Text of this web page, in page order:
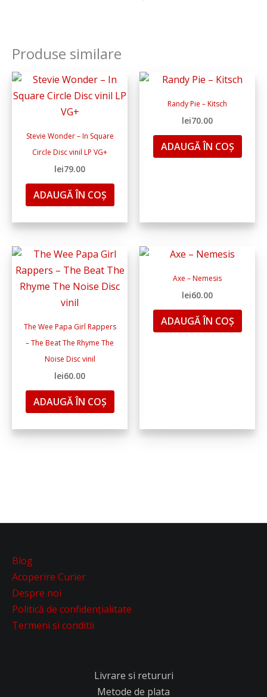
Produse similare
Stevie Wonder – In Square
Circle Disc vinil LP VG+
lei79.00
ADAUGĂ ÎN COȘ
Randy Pie – Kitsch
lei70.00
ADAUGĂ ÎN COȘ
The Wee Papa Girl Rappers
– The Beat The Rhyme The
Noise Disc vinil
lei60.00
ADAUGĂ ÎN COȘ
Axe – Nemesis
lei60.00
ADAUGĂ ÎN COȘ
Blog
Acoperire Curier
Despre noi
Politică de confidențialitate
Termeni si conditii
Livrare si retururi
Metode de plata